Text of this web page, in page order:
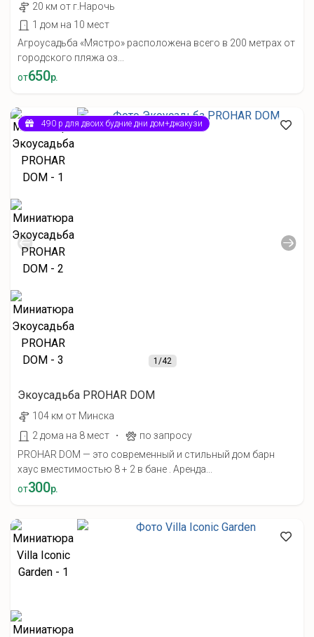
20 км от г.Нарочь
1 дом на 10 мест
Агроусадьба «Мястро» расположена всего в 200 метрах от
городского пляжа оз...
от650р.
1/42
490 р для двоих будние дни дом+джакузи
Экоусадьба PROHAR DOM
104 км от Минска
2 дома на 8 мест
·
по запросу
PROHAR DOM — это современный и стильный дом барн
хаус вместимостью 8 + 2 в бане . Аренда...
от300р.